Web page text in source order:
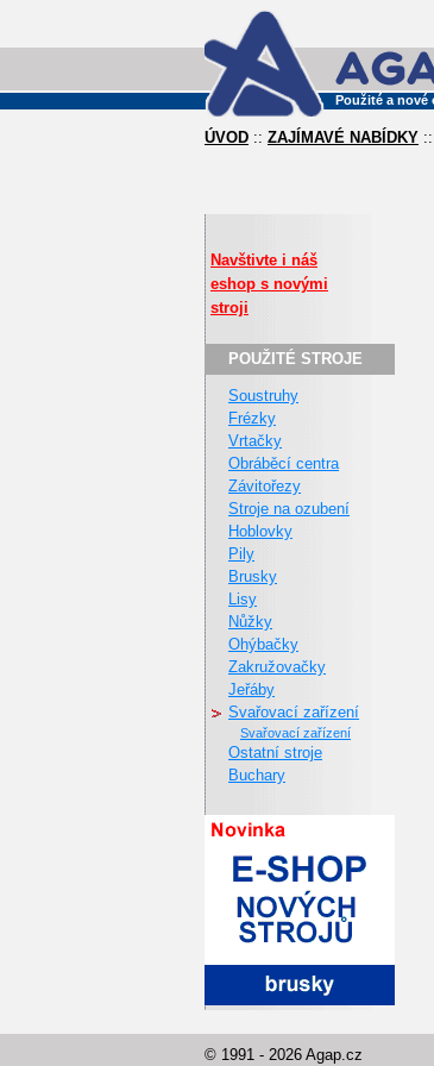
Použité a nové
ÚVOD :: ZAJÍMAVÉ NABÍDKY ::
Navštivte i náš
eshop s novými
stroji
POUŽITÉ STROJE
Soustruhy
Frézky
Vrtačky
Obráběcí centra
Závitořezy
Stroje na ozubení
Hoblovky
Pily
Brusky
Lisy
Nůžky
Ohýbačky
Zakružovačky
Jeřáby
Svařovací zařízení
svařovací zařízení
Ostatní stroje
Buchary
© 1991 - 2026 Agap.cz